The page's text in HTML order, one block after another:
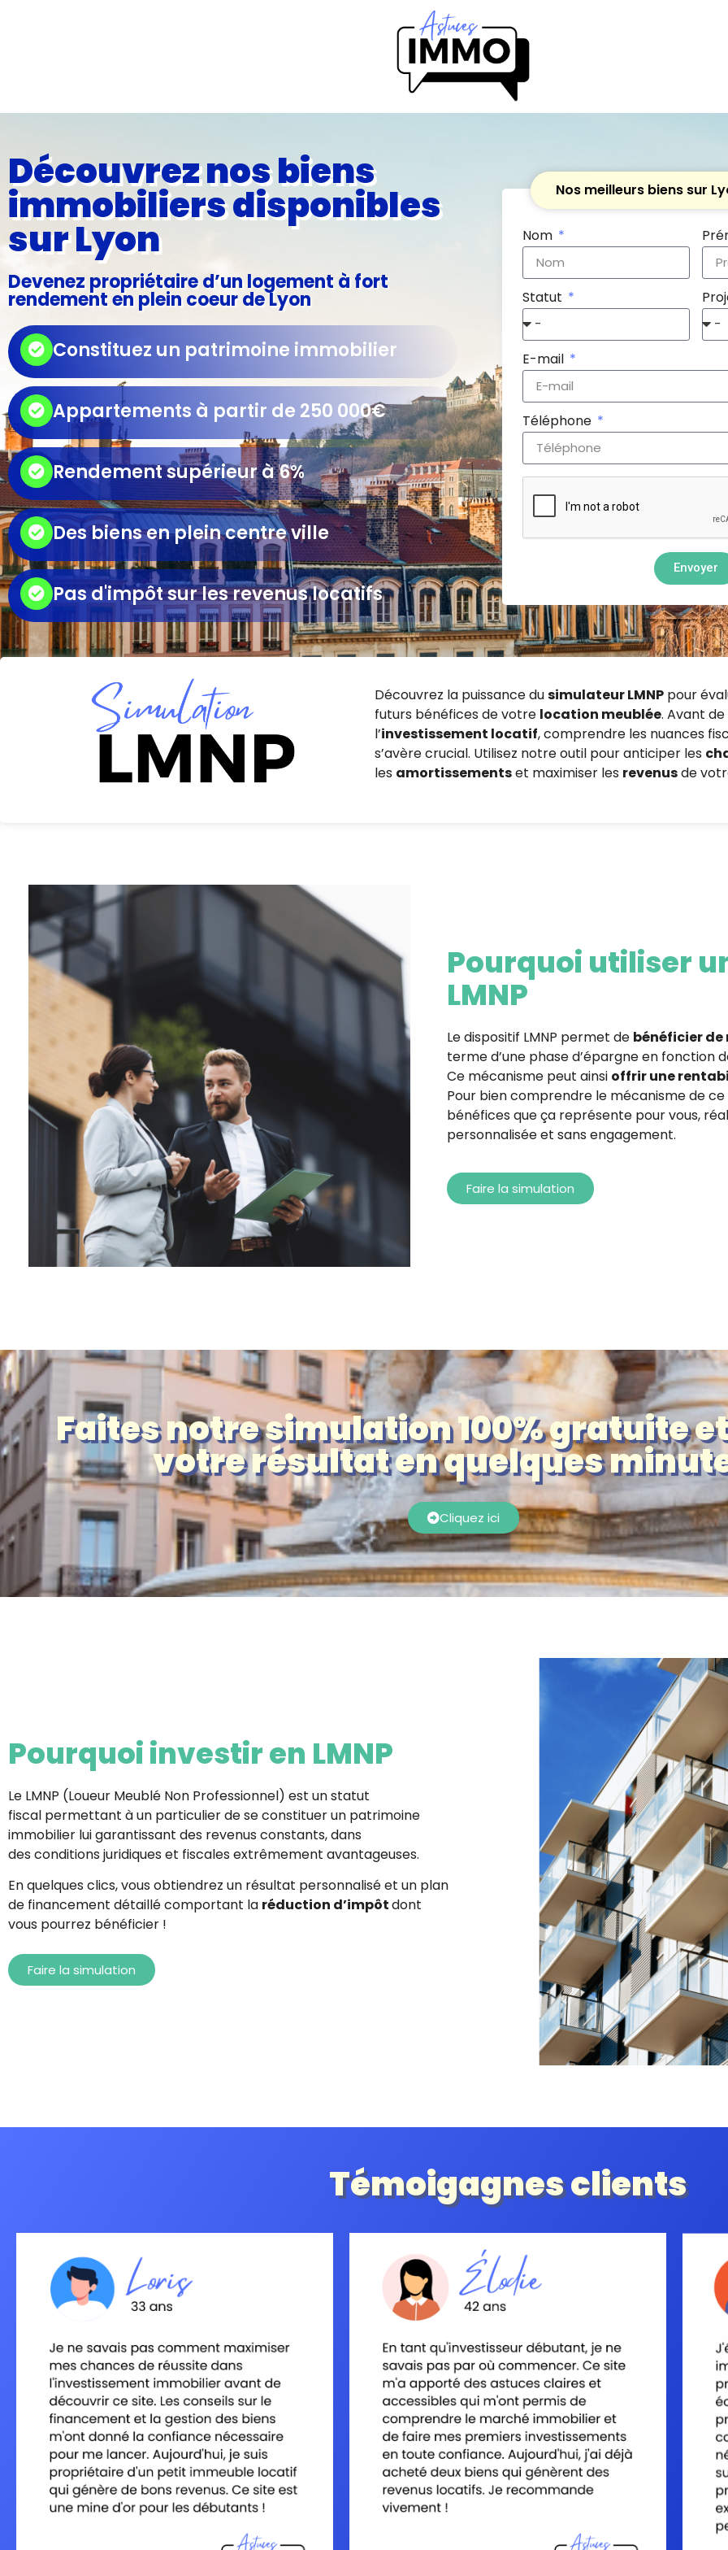
Découvrez nos biens
immobiliers disponibles
sur Lyon
Devenez propriétaire d’un logement à fort
rendement en plein coeur de Lyon
Constituez un patrimoine immobilier
Appartements à partir de 250 000€
Rendement supérieur à 6%
Des biens en plein centre ville
Pas d'impôt sur les revenus locatifs
Nos meilleurs biens sur
Nom
Statut
E-mail
Téléphone
Envoyer
Découvrez la puissance dusimulateur LMNP pour
futurs bénéfices de votre location meublée. Avant
l’investissement locatif, comprendre les nuances
s’avère crucial. Utilisez notre outil pour anticiper les
les amortissementset maximiser les revenusde
Pourquoi utiliser
LMNP
Le dispositif LMNP permet de bénéficier de
terme d’une phase d’épargne en fonction
Ce mécanisme peut ainsi offrir une
Pour bien comprendre le mécanisme de
bénéfices que ça représente pour vous,
personnalisée et sans engagement.
Faire la simulation
Faites notre simulation 100% gratuite
votre résultat en quelques
Cliquez ici
Pourquoi investir en LMNP
Le LMNP (Loueur Meublé Non Professionnel) est unstatut
fiscal permettant à un particulier de se constituer un patrimoine
immobilier luigarantissant des revenus constants, dans
des conditions juridiques et fiscales extrêmement avantageuses.
En quelques clics, vous obtiendrez un résultat personnalisé et un plan
de financement détaillé comportant la réduction d’impôtdont
vous pourrez bénéficier !
Faire la simulation
Témoigagnes clients